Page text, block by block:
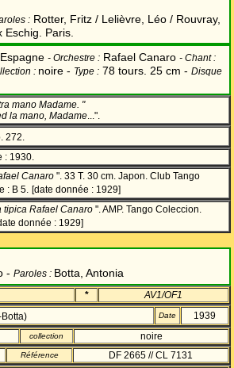
: Rotter, Fritz / Lelièvre, Léo / Rouvray,
Paris.
Espagne - Orchestre : Rafael Canaro - Chant:
: noire - Type : 78 tours. 25 cm - Disque
mano Madame. "
la mano, Madame...".
272.
: 1930.
Canaro ". 33 T. 30 cm. Japon. Club Tango
: B 5. [date donnée : 1929]
tipica Rafael Canaro ". AMP. Tango Coleccion.
donnée : 1929]
- Paroles : Botta, Antonia
* AV1/OF1
Date 1939
collection noire
Référence DF 2665 // CL 7131